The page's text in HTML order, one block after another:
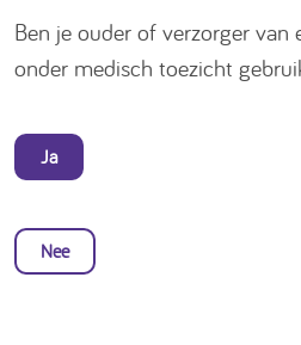
Ben je ouder of verzorger
onder medisch toezicht
Ja
Nee